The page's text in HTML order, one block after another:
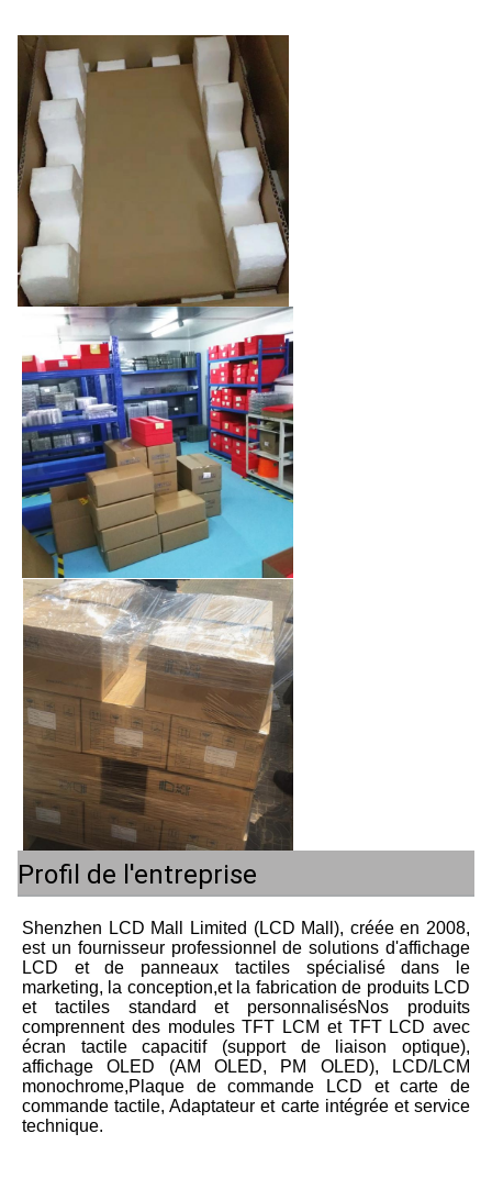
Profil de l'entreprise
Shenzhen LCD Mall Limited (LCD Mall), créée en 2008,
est un fournisseur professionnel de solutions d'affichage
LCD et de panneaux tactiles spécialisé dans le
marketing, la conception,et la fabrication de produits LCD
et tactiles standard et personnalisésNos produits
comprennent des modules TFT LCM et TFT LCD avec
écran tactile capacitif (support de liaison optique),
affichage OLED (AM OLED, PM OLED), LCD/LCM
monochrome,Plaque de commande LCD et carte de
commande tactile, Adaptateur et carte intégrée et service
technique.